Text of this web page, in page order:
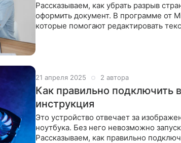
Рассказываем, как убрать разрыв
оформить документ. В программе от
которые помогают редактировать
21 апреля 2025 2 автора
Как правильно подключить
инструкция
Это устройство отвечает за
ноутбука. Без него невозможно
Рассказываем, как правильно